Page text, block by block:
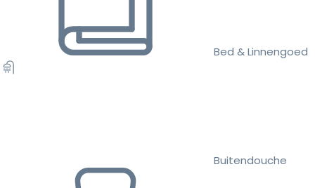
Bed & Linnengoed
Buitendouche